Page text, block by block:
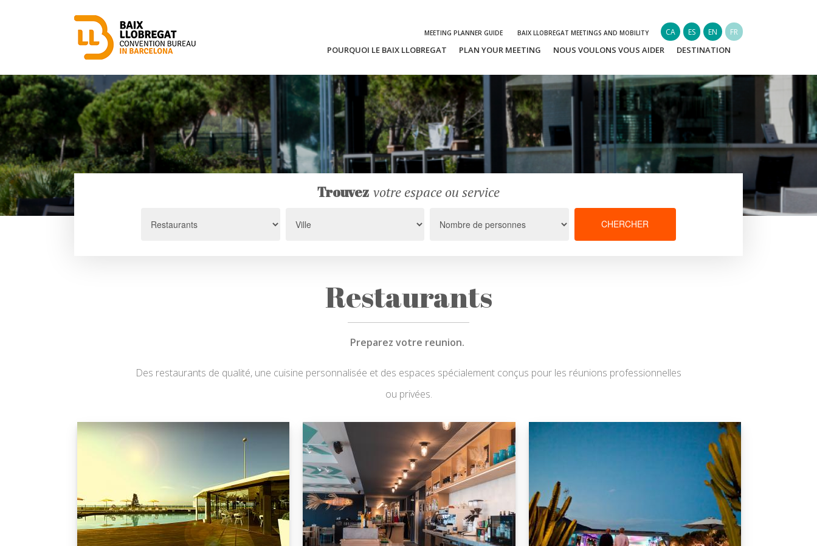
MEETING PLANNER GUIDE BAIX LLOBREGAT MEETINGS AND MOBILITY CA ES EN FR
POURQUOI LE BAIX LLOBREGAT PLAN YOUR MEETING NOUS VOULONS VOUS AIDER DESTINATION
Trouvez votre espace ou service
CHERCHER
Restaurants
Preparez votre reunion.
Des restaurants de qualité, une cuisine personnalisée et des espaces spécialement conçus pour les réunions professionnelles
ou privées.